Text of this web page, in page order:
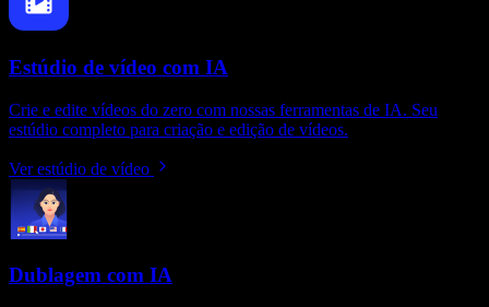
Estúdio de vídeo com IA
Crie e edite vídeos do zero com nossas ferramentas de IA. Seu
estúdio completo para criação e edição de vídeos.
Ver estúdio de vídeo
Dublagem com IA